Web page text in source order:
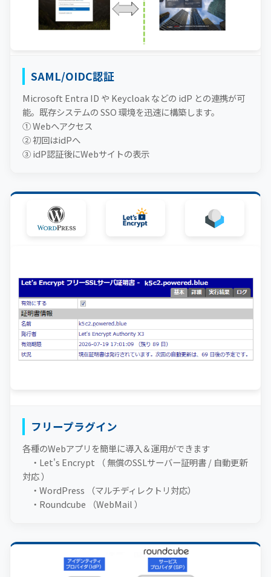
SAML/OIDC認証
Microsoft Entra ID や Keycloak などの idP との連携が可
能。既存システムの SSO 環境を迅速に構築します。
① Webへアクセス
② 初回はidPへ
③ idP認証後にWebサイトの表示
フリープラグイン
各種のWebアプリを簡単に導入＆運用ができます
・Let's Encrypt （ 無償のSSLサーバー証明書 / 自動更新
対応 ）
・WordPress （マルチディレクトリ対応）
・Roundcube （WebMail ）